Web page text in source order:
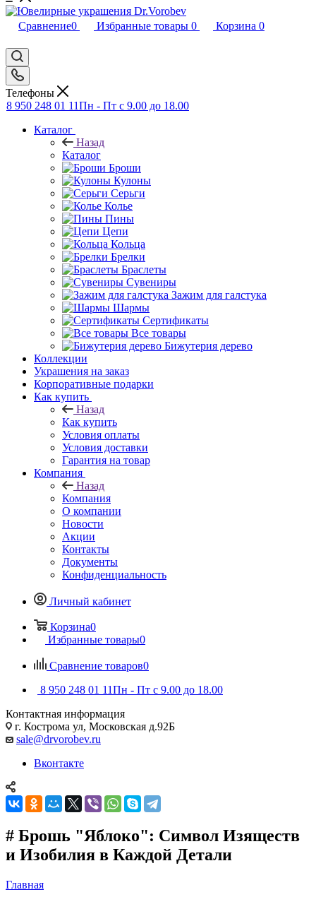
Сравнение0 Избранные товары 0 Корзина 0
Телефоны
8 950 248 01 11Пн - Пт с 9.00 до 18.00
Каталог
Назад
Каталог
Броши
Кулоны
Серьги
Колье
Пины
Цепи
Кольца
Брелки
Браслеты
Сувениры
Зажим для галстука
Шармы
Сертификаты
Все товары
Бижутерия дерево
Коллекции
Украшения на заказ
Корпоративные подарки
Как купить
Назад
Как купить
Условия оплаты
Условия доставки
Гарантия на товар
Компания
Назад
Компания
О компании
Новости
Акции
Контакты
Документы
Конфиденциальность
Личный кабинет
Корзина0
Избранные товары0
Сравнение товаров0
8 950 248 01 11Пн - Пт с 9.00 до 18.00
Контактная информация
г. Кострома ул, Московская д.92Б
sale@drvorobev.ru
Вконтакте
# Брошь "Яблоко": Символ Изяществ
и Изобилия в Каждой Детали
Главная